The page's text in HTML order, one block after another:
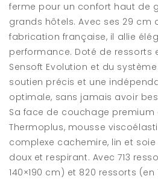
ferme pour un confort haut de
grands hôtels. Avec ses 29 cm
fabrication française, il allie
performance. Doté de ressorts
Sensoft Evolution et du
soutien précis et une
optimale, sans jamais avoir
Sa face de couchage
Thermoplus, mousse
complexe cachemire, lin et
doux et respirant. Avec 713
140×190 cm) et 820 ressorts (en